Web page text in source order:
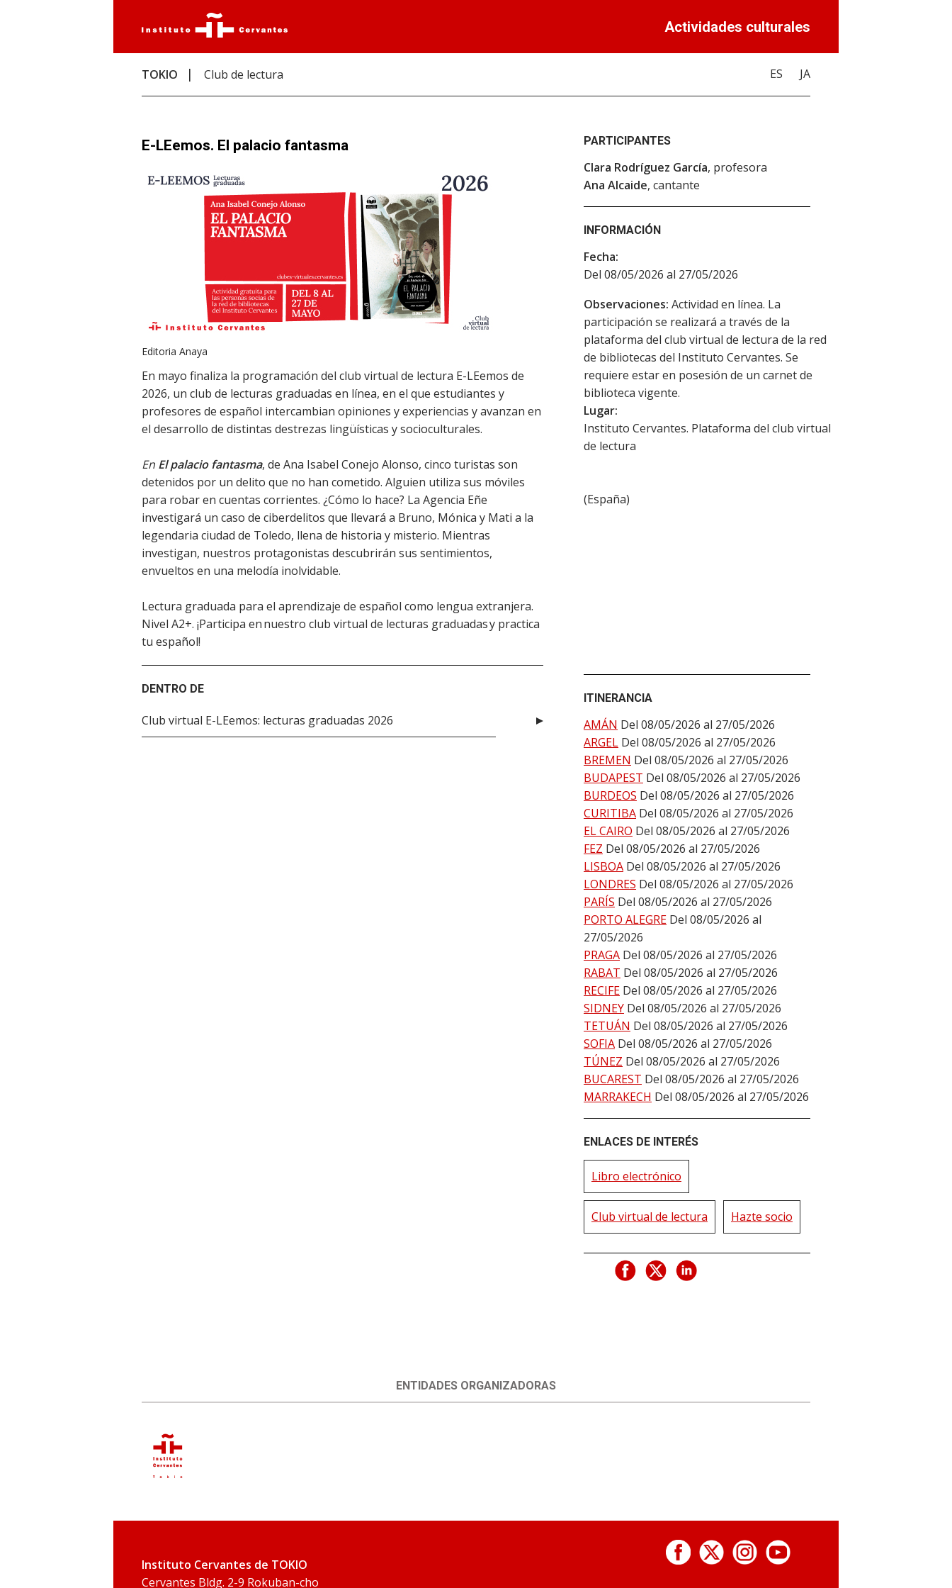
Actividades culturales
TOKIO Club de lectura ES JA
E-LEemos. El palacio fantasma
Editoria Anaya
En mayo finaliza la programación del club virtual de lectura E-LEemos de
2026, un club de lecturas graduadas en línea, en el que estudiantes y
profesores de español intercambian opiniones y experiencias y avanzan en
el desarrollo de distintas destrezas lingüísticas y socioculturales.
En El palacio fantasma, de Ana Isabel Conejo Alonso, cinco turistas son
detenidos por un delito que no han cometido. Alguien utiliza sus móviles
para robar en cuentas corrientes. ¿Cómo lo hace? La Agencia Eñe
investigará un caso de ciberdelitos que llevará a Bruno, Mónica y Mati a la
legendaria ciudad de Toledo, llena de historia y misterio. Mientras
investigan, nuestros protagonistas descubrirán sus sentimientos,
envueltos en una melodía inolvidable.
Lectura graduada para el aprendizaje de español como lengua extranjera.
Nivel A2+. ¡Participa en nuestro club virtual de lecturas graduadas y practica
tu español!
DENTRO DE
Club virtual E-LEemos: lecturas graduadas 2026
PARTICIPANTES
Clara Rodríguez García, profesora
Ana Alcaide, cantante
INFORMACIÓN
Fecha:
Del 08/05/2026 al 27/05/2026
Observaciones: Actividad en línea. La
participación se realizará a través de la
plataforma del club virtual de lectura de la red
de bibliotecas del Instituto Cervantes. Se
requiere estar en posesión de un carnet de
biblioteca vigente.
Lugar:
Instituto Cervantes. Plataforma del club virtual
de lectura
(España)
ITINERANCIA
AMÁN Del 08/05/2026 al 27/05/2026
ARGEL Del 08/05/2026 al 27/05/2026
BREMEN Del 08/05/2026 al 27/05/2026
BUDAPEST Del 08/05/2026 al 27/05/2026
BURDEOS Del 08/05/2026 al 27/05/2026
CURITIBA Del 08/05/2026 al 27/05/2026
EL CAIRO Del 08/05/2026 al 27/05/2026
FEZ Del 08/05/2026 al 27/05/2026
LISBOA Del 08/05/2026 al 27/05/2026
LONDRES Del 08/05/2026 al 27/05/2026
PARÍS Del 08/05/2026 al 27/05/2026
PORTO ALEGRE Del 08/05/2026 al
27/05/2026
PRAGA Del 08/05/2026 al 27/05/2026
RABAT Del 08/05/2026 al 27/05/2026
RECIFE Del 08/05/2026 al 27/05/2026
SIDNEY Del 08/05/2026 al 27/05/2026
TETUÁN Del 08/05/2026 al 27/05/2026
SOFIA Del 08/05/2026 al 27/05/2026
TÚNEZ Del 08/05/2026 al 27/05/2026
BUCAREST Del 08/05/2026 al 27/05/2026
MARRAKECH Del 08/05/2026 al 27/05/2026
ENLACES DE INTERÉS
Libro electrónico
Club virtual de lectura Hazte socio
ENTIDADES ORGANIZADORAS
Instituto Cervantes de TOKIO
Cervantes Bldg. 2-9 Rokuban-cho